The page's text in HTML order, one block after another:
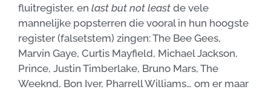
fluitregister, en last but not least de vele
mannelijke popsterren die vooral in hun hoogste
register (falsetstem) zingen: The Bee Gees,
Marvin Gaye, Curtis Mayfield, Michael Jackson,
Prince, Justin Timberlake, Bruno Mars, The
Weeknd, Bon Iver, Pharrell Williams… om er maar